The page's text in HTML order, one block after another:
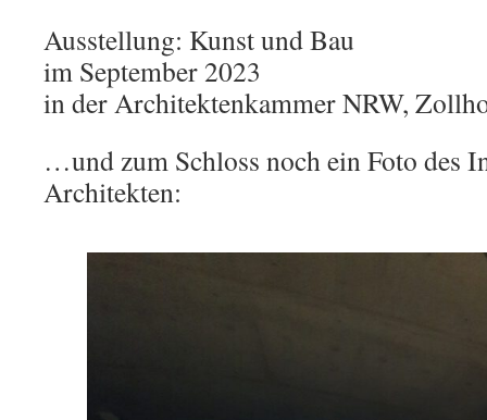
Ausstellung: Kunst und Bau
im September 2023
in der Architektenkammer NRW,
…und zum Schloss noch ein Foto des
Architekten: